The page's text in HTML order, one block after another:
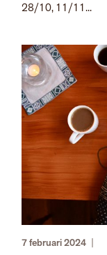
28/10, 11/11...
7 februari 2024